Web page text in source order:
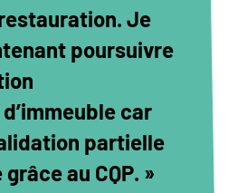
Je
poursuivre
car
partielle
au CQP. »